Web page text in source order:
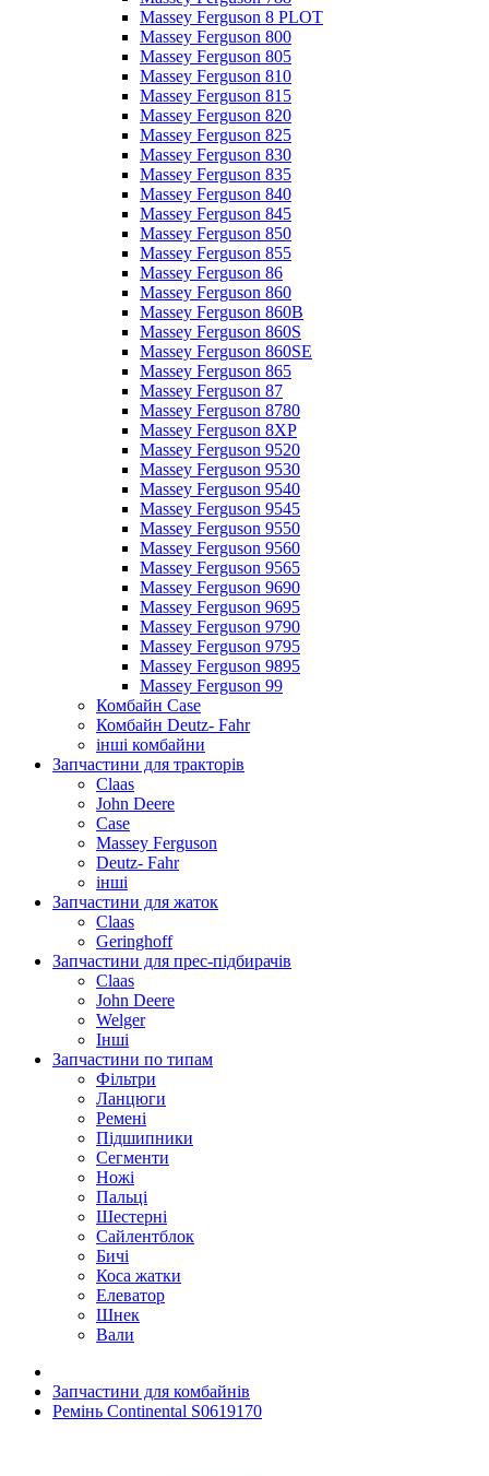
Massey Ferguson 8 PLOT
Massey Ferguson 800
Massey Ferguson 805
Massey Ferguson 810
Massey Ferguson 815
Massey Ferguson 820
Massey Ferguson 825
Massey Ferguson 830
Massey Ferguson 835
Massey Ferguson 840
Massey Ferguson 845
Massey Ferguson 850
Massey Ferguson 855
Massey Ferguson 86
Massey Ferguson 860
Massey Ferguson 860B
Massey Ferguson 860S
Massey Ferguson 860SE
Massey Ferguson 865
Massey Ferguson 87
Massey Ferguson 8780
Massey Ferguson 8XP
Massey Ferguson 9520
Massey Ferguson 9530
Massey Ferguson 9540
Massey Ferguson 9545
Massey Ferguson 9550
Massey Ferguson 9560
Massey Ferguson 9565
Massey Ferguson 9690
Massey Ferguson 9695
Massey Ferguson 9790
Massey Ferguson 9795
Massey Ferguson 9895
Massey Ferguson 99
Комбайн Case
Комбайн Deutz- Fahr
інші комбайни
Запчастини для тракторів
Claas
John Deere
Case
Massey Ferguson
Deutz- Fahr
інші
Запчастини для жаток
Claas
Geringhoff
Запчастини для прес-підбирачів
Claas
John Deere
Welger
Інші
Запчастини по типам
Фільтри
Ланцюги
Ремені
Підшипники
Сегменти
Ножі
Пальці
Шестерні
Сайлентблок
Бичі
Коса жатки
Елеватор
Шнек
Вали
Запчастини для комбайнів
Ремінь Continental S0619170